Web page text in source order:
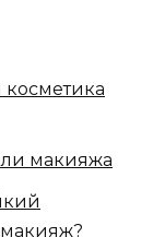
макияжа